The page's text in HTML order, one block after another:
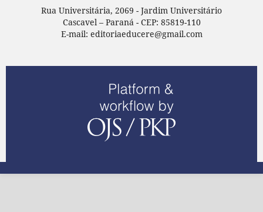
Rua Universitária, 2069 - Jardim Universitário
Cascavel – Paraná - CEP: 85819-110
E-mail: editoriaeducere@gmail.com